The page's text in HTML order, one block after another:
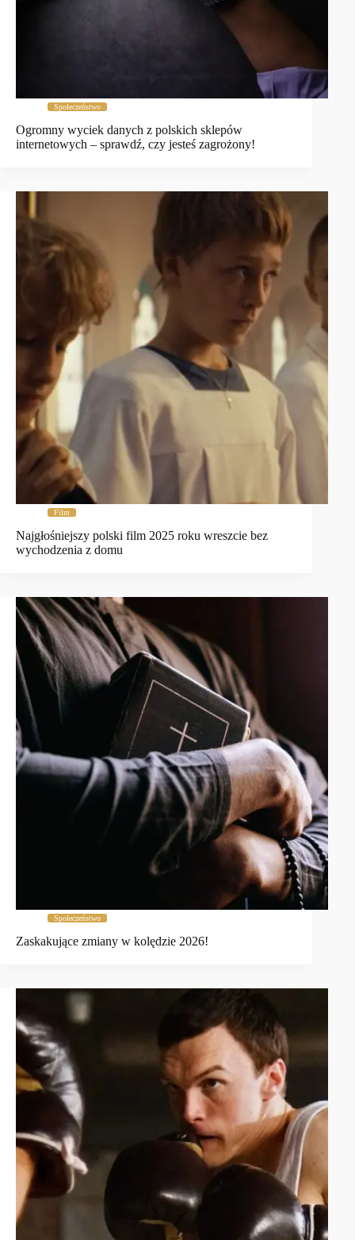
Społeczeństwo
Ogromny wyciek danych z polskich sklepów
internetowych – sprawdź, czy jesteś zagrożony!
Film
Najgłośniejszy polski film 2025 roku wreszcie bez
wychodzenia z domu
Społeczeństwo
Zaskakujące zmiany w kolędzie 2026!